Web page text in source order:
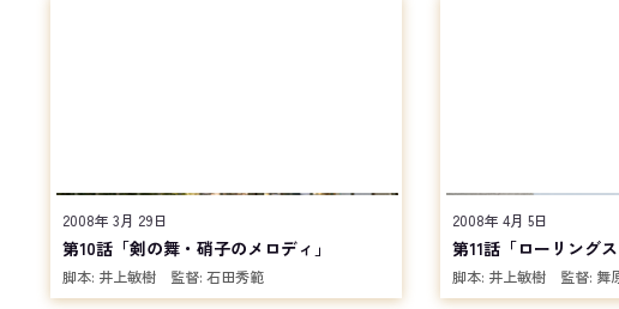
2008年 3月 29日
第10話「剣の舞・硝子のメロディ」
脚本: 井上敏樹 監督: 石田秀範
2008年 4月 5日
第11話「ローリング
脚本: 井上敏樹 監督: 舞